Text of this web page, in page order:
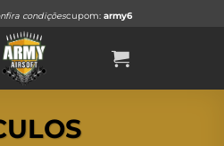
condiçõescupom: army6